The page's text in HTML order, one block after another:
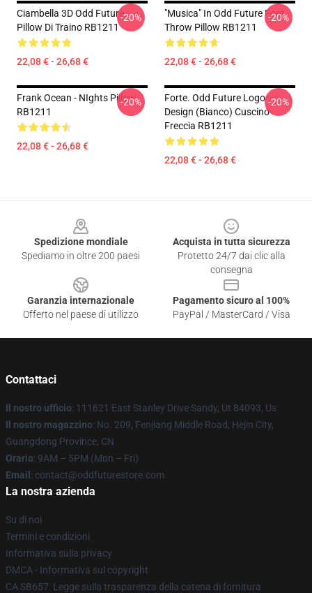
Ciambella 3D Odd Future
Pillow Di Traino RB1211
22,08 € - 26,68 €
-20%
"Musica" In Odd Future Font
Throw Pillow RB1211
22,08 € - 26,68 €
-20%
Frank Ocean - NIghts Pillow
RB1211
22,08 € - 26,68 €
-20%
Forte. Odd Future Logo
Design (bianco) Cuscino
Freccia RB1211
22,08 € - 26,68 €
-20%
Spedizione mondiale
Spediamo in oltre 200 paesi
Acquista in tutta sicurezza
Protetto 24/7 dai clic alla
consegna
Garanzia internazionale
Offerto nel paese di utilizzo
Pagamento sicuro al 100%
PayPal / MasterCard / Visa
Contattaci
Il nostro ufficio: 111621 East Stanley Drive Sandy, Ut 84093, Us
Il nostro magazzino: No. 209, Fenjiang Middle Road, Hejin City,
Guangdong Province, CN
Orario: 9AM – 5PM (Mon – Fri)
Email : contact@oddfuturestore.com
La nostra azienda
Su di noi
Termini e condizioni
Informativa sulla privacy
DMCA - Informativa sul copyright
CA SB657: Legge sulla trasparenza della catena di fornitura